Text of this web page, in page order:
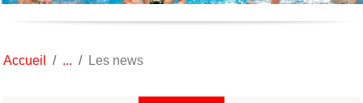
Accueil Les news